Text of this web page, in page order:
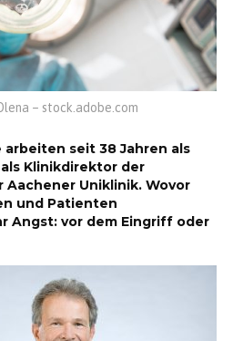
– stock.adobe.com
arbeiten seit 38 Jahren als
Klinikdirektor der
Uniklinik. Wovor
und Patienten
Angst: vor dem Eingriff oder